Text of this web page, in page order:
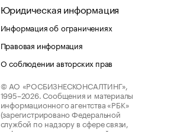
Юридическая информация
Информация об ограничениях
Правовая информация
О соблюдении авторских прав
© АО «РОСБИЗНЕСКОНСАЛТИНГ»,
1995–2026. Сообщения и материалы
информационного агентства «РБК»
(зарегистрировано Федеральной
службой по надзору в сфере связи,